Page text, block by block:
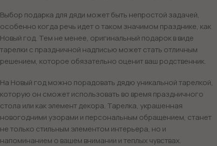
Выбор подарка для дяди может быть непростой задачей,
особенно когда речь идет о таком значимом празднике, как
Новый год. Тем не менее, оригинальный подарок в виде
тарелки с праздничной надписью может стать отличным
решением, которое обязательно оценит ваш родственник.
На Новый год можно порадовать дядю уникальной тарелкой,
которую он сможет использовать во время праздничного
стола или как элемент декора. Тарелка, украшенная
новогодними узорами и персональным обращением, станет
не только стильным элементом интерьера, но и
напоминанием о вашем внимании и теплых чувствах.